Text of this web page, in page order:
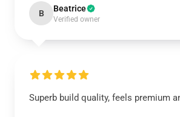
B Beatrice
Verified owner
Superb build quality, feels premium